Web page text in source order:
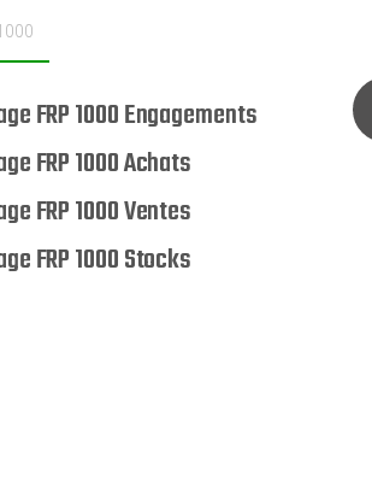
FRP 1000 Engagements
FRP 1000 Achats
FRP 1000 Ventes
FRP 1000 Stocks